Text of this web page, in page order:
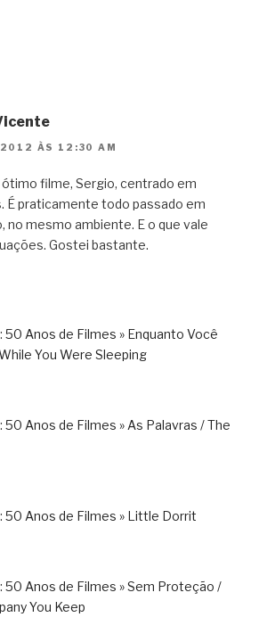
ÀS 12:30 AM
ótimo filme, Sergio, centrado em
É praticamente todo passado em
no mesmo ambiente. E o que vale
Gostei bastante.
50 Anos de Filmes » Enquanto Você
You Were Sleeping
50 Anos de Filmes » As Palavras / The
50 Anos de Filmes » Little Dorrit
50 Anos de Filmes » Sem Proteção /
You Keep